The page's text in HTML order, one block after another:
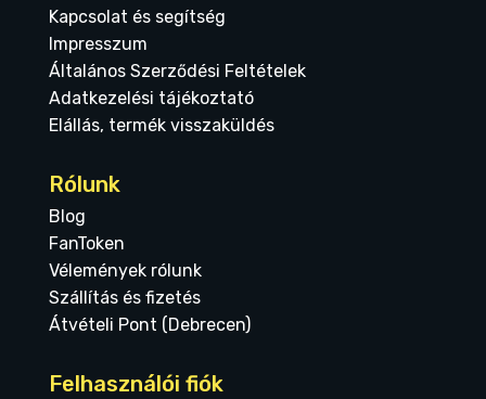
Kapcsolat és segítség
Impresszum
Általános Szerződési Feltételek
Adatkezelési tájékoztató
Elállás, termék visszaküldés
Rólunk
Blog
FanToken
Vélemények rólunk
Szállítás és fizetés
Átvételi Pont (Debrecen)
Felhasználói fiók